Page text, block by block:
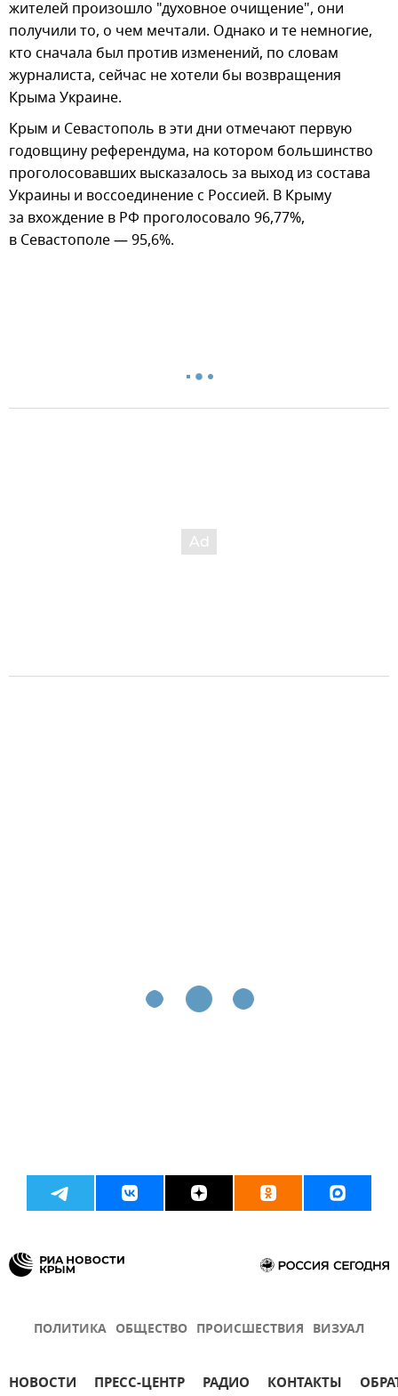
жителей произошло "духовное очищение", они
получили то, о чем мечтали. Однако и те немногие,
кто сначала был против изменений, по словам
журналиста, сейчас не хотели бы возвращения
Крыма Украине.
Крым и Севастополь в эти дни отмечают первую
годовщину референдума, на котором большинство
проголосовавших высказалось за выход из состава
Украины и воссоединение с Россией. В Крыму
за вхождение в РФ проголосовало 96,77%,
в Севастополе — 95,6%.
ПОЛИТИКА ОБЩЕСТВО ПРОИСШЕСТВИЯ ВИЗУАЛ
НОВОСТИ ПРЕСС-ЦЕНТР РАДИО КОНТАКТЫ